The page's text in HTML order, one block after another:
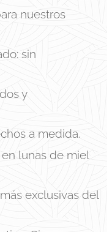
nuestros
sin
y
a medida.
lunas de miel
exclusivas del